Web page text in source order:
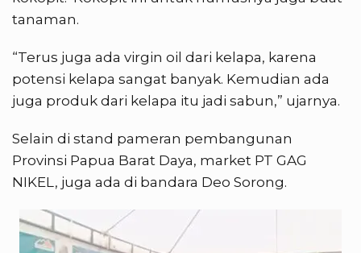
tanaman.
“Terus juga ada virgin oil dari kelapa, karena
potensi kelapa sangat banyak. Kemudian ada
juga produk dari kelapa itu jadi sabun,” ujarnya.
Selain di stand pameran pembangunan
Provinsi Papua Barat Daya, market PT GAG
NIKEL, juga ada di bandara Deo Sorong.